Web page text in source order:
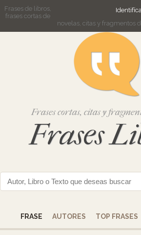
Frases de libros,
frases cortas de
novelas, citas y fragmentos
Frases cortas, citas y
Frases
FRASE
AUTORES TOP FRASES